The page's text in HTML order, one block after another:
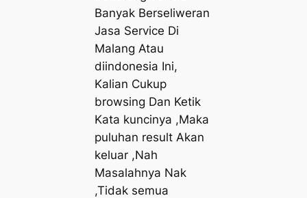
Banyak Berseliweran
Jasa Service Di
Malang Atau
diindonesia Ini,
Kalian Cukup
browsing Dan Ketik
Kata kuncinya ,Maka
puluhan result Akan
keluar ,Nah
Masalahnya Nak
,Tidak semua